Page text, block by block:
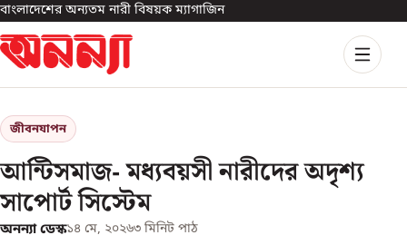
বাংলাদেশের অন্যতম নারী বিষয়ক ম্যাগাজিন
জীবনযাপন
আন্টিসমাজ- মধ্যবয়সী নারীদের অদৃশ্য
সাপোর্ট সিস্টেম
অনন্যা ডেস্ক১৪ মে, ২০২৬৩ মিনিট পাঠ